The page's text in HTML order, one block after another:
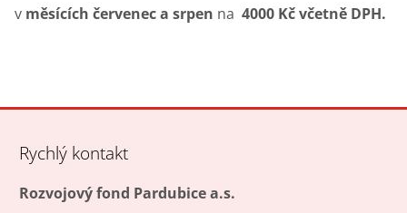
v měsících červenec a srpen na 4000 Kč včetně DPH.
Rychlý kontakt
Rozvojový fond Pardubice a.s.